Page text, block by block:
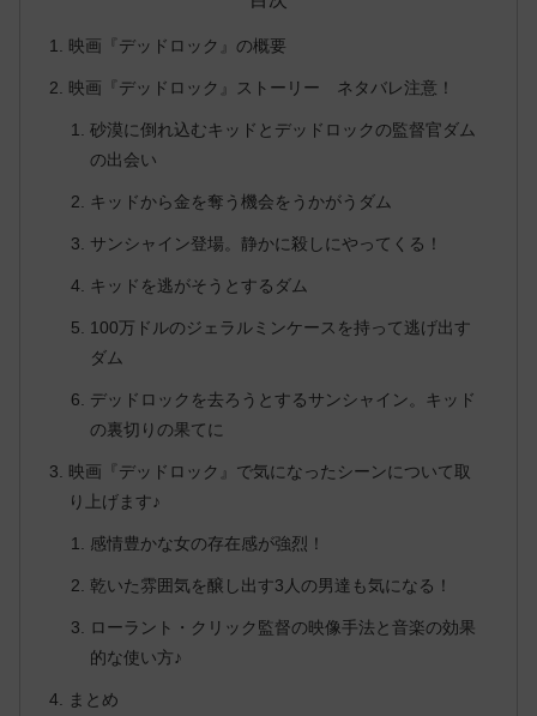
映画『デッドロック』の概要
映画『デッドロック』ストーリー ネタバレ注意！
砂漠に倒れ込むキッドとデッドロックの監督官ダム
の出会い
キッドから金を奪う機会をうかがうダム
サンシャイン登場。静かに殺しにやってくる！
キッドを逃がそうとするダム
100万ドルのジェラルミンケースを持って逃げ出す
ダム
デッドロックを去ろうとするサンシャイン。キッド
の裏切りの果てに
映画『デッドロック』で気になったシーンについて取
り上げます♪
感情豊かな女の存在感が強烈！
乾いた雰囲気を醸し出す3人の男達も気になる！
ローラント・クリック監督の映像手法と音楽の効果
的な使い方♪
まとめ